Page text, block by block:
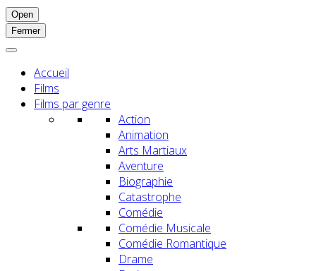
Open
Fermer
Accueil
Films
Films par genre
Action
Animation
Arts Martiaux
Aventure
Biographie
Catastrophe
Comédie
Comédie Musicale
Comédie Romantique
Drame